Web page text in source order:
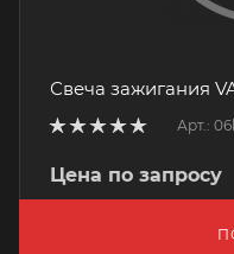
Свеча зажигания
Арт.:
Цена по запросу